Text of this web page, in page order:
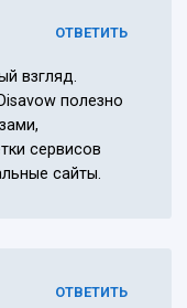
ОТВЕТИТЬ
взгляд.
полезно
сервисов
сайты.
ОТВЕТИТЬ